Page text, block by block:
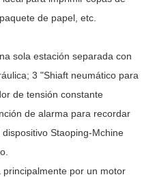
de papel, etc.
sola estación separada con
3 "Shiaft neumático para
de tensión constante
de alarma para recordar
Staoping-Mchine
por un motor